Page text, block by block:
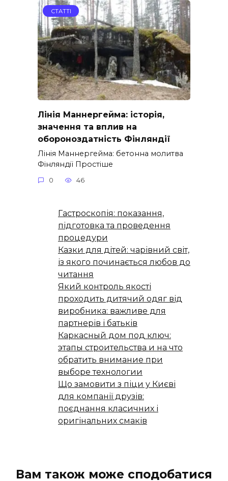
СТАТТІ
Лінія Маннергейма: історія,
значення та вплив на
обороноздатність Фінляндії
Лінія Маннергейма: бетонна молитва
Фінляндії Простіше
0 46
Гастроскопія: показання,
підготовка та проведення
процедури
Казки для дітей: чарівний світ,
із якого починається любов до
читання
Який контроль якості
проходить дитячий одяг від
виробника: важливе для
партнерів і батьків
Каркасный дом под ключ:
этапы строительства и на что
обратить внимание при
выборе технологии
Що замовити з піци у Києві
для компанії друзів:
поєднання класичних і
оригінальних смаків
Вам також може сподобатися